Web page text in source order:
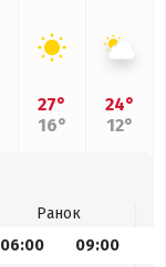
27°
16°
24°
12°
Ранок
06:00 09:00